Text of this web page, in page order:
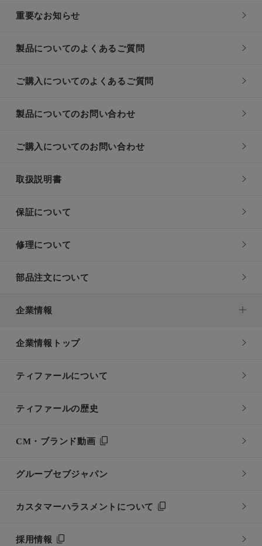
重要なお知らせ
製品についてのよくあるご質問
ご購入についてのよくあるご質問
製品についてのお問い合わせ
ご購入についてのお問い合わせ
取扱説明書
保証について
修理について
部品注文について
企業情報
企業情報トップ
ティファールについて
ティファールの歴史
CM・ブランド動画
グループセブジャパン
カスタマーハラスメントについて
採用情報